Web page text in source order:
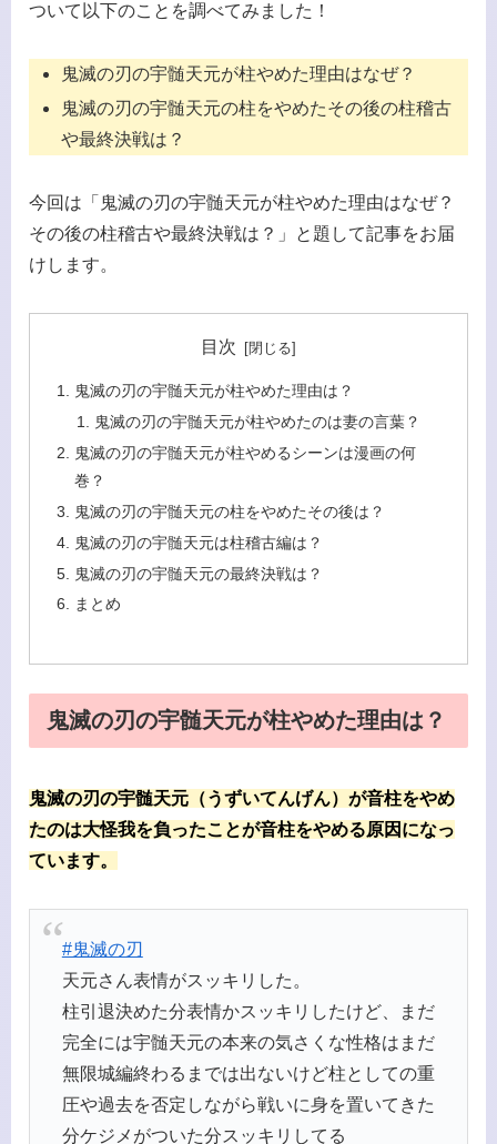
ついて以下のことを調べてみました！
鬼滅の刃の宇髄天元が柱やめた理由はなぜ？
鬼滅の刃の宇髄天元の柱をやめたその後の柱稽古
や最終決戦は？
今回は「鬼滅の刃の宇髄天元が柱やめた理由はなぜ？
その後の柱稽古や最終決戦は？」と題して記事をお届
けします。
目次
鬼滅の刃の宇髄天元が柱やめた理由は？
鬼滅の刃の宇髄天元が柱やめたのは妻の言葉？
鬼滅の刃の宇髄天元が柱やめるシーンは漫画の何
巻？
鬼滅の刃の宇髄天元の柱をやめたその後は？
鬼滅の刃の宇髄天元は柱稽古編は？
鬼滅の刃の宇髄天元の最終決戦は？
まとめ
鬼滅の刃の宇髄天元が柱やめた理由は？
鬼滅の刃の宇髄天元（うずいてんげん）が音柱をやめ
たのは大怪我を負ったことが音柱をやめる原因になっ
ています。
#鬼滅の刃
天元さん表情がスッキリした。
柱引退決めた分表情かスッキリしたけど、まだ
完全には宇髄天元の本来の気さくな性格はまだ
無限城編終わるまでは出ないけど柱としての重
圧や過去を否定しながら戦いに身を置いてきた
分ケジメがついた分スッキリしてる